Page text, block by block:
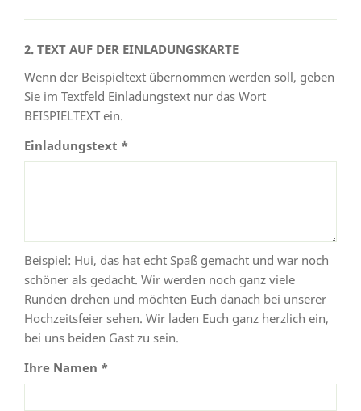
2. TEXT AUF DER EINLADUNGSKARTE
Wenn der Beispieltext übernommen werden soll, geben
Sie im Textfeld Einladungstext nur das Wort
BEISPIELTEXT ein.
Einladungstext *
Beispiel: Hui, das hat echt Spaß gemacht und war noch
schöner als gedacht. Wir werden noch ganz viele
Runden drehen und möchten Euch danach bei unserer
Hochzeitsfeier sehen. Wir laden Euch ganz herzlich ein,
bei uns beiden Gast zu sein.
Ihre Namen *